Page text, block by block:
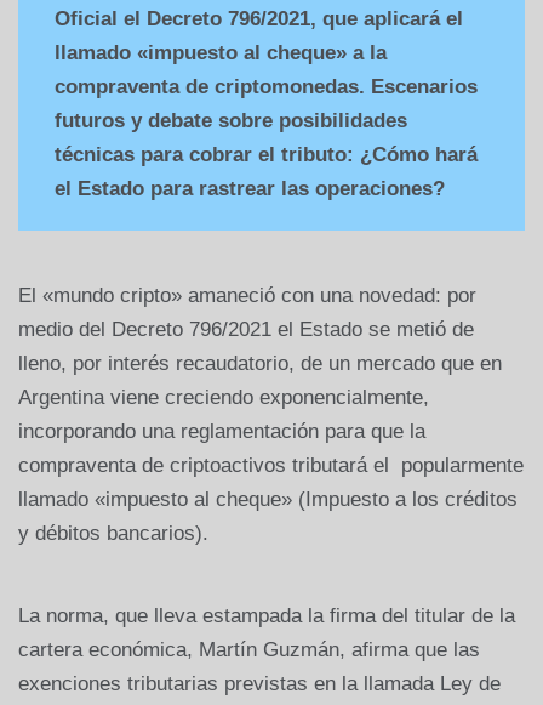
Oficial el Decreto 796/2021, que aplicará el
llamado «impuesto al cheque» a la
compraventa de criptomonedas. Escenarios
futuros y debate sobre posibilidades
técnicas para cobrar el tributo: ¿Cómo hará
el Estado para rastrear las operaciones?
El «mundo cripto» amaneció con una novedad: por
medio del Decreto 796/2021 el Estado se metió de
lleno, por interés recaudatorio, de un mercado que en
Argentina viene creciendo exponencialmente,
incorporando una reglamentación para que la
compraventa de criptoactivos tributará el popularmente
llamado «impuesto al cheque» (Impuesto a los créditos
y débitos bancarios).
La norma, que lleva estampada la firma del titular de la
cartera económica, Martín Guzmán, afirma que las
exenciones tributarias previstas en la llamada Ley de